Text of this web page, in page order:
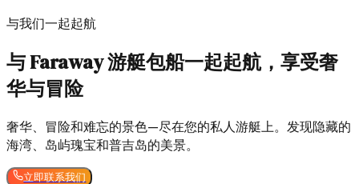
与我们一起起航
与 Faraway 游艇包船一起起航，享受奢
华与冒险
奢华、冒险和难忘的景色—尽在您的私人游艇上。发现隐藏的
海湾、岛屿瑰宝和普吉岛的美景。
立即联系我们